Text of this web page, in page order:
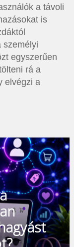
a távoli
is
személyi
egyszerűen
rá a
elvégzi a